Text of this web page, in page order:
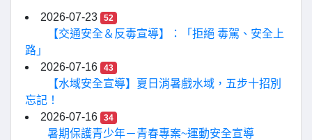
2026-07-23 52
【交通安全＆反毒宣導】：「拒絕 毒駕、安全上
路」
2026-07-16
43
【水域安全宣導】夏日消暑戲水域，五步十招別
忘記！
2026-07-16
34
暑期保護青少年－青春專案~運動安全宣導